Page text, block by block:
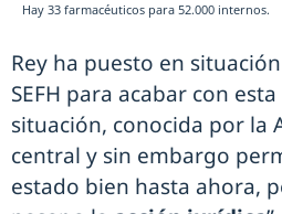
Hay 33 farmacéuticos para 52.000 internos.
Rey ha puesto en
SEFH para acabar con
situación, conocida por la
central y sin embargo
estado bien hasta ahora,